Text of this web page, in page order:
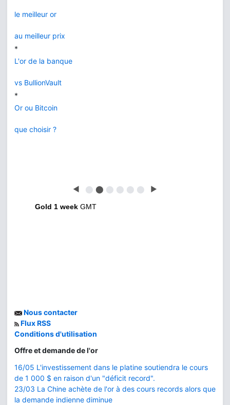
le meilleur or
au meilleur prix
*
L'or de la banque
vs BullionVault
*
Or ou Bitcoin
que choisir ?
◀ ⬤ ⬤ ⬤ ⬤ ⬤ ⬤ ▶
Gold 1 week GMT
Nous contacter
Flux RSS
Conditions d'utilisation
Offre et demande de l'or
16/05 L'investissement dans le platine soutiendra le cours
de 1 000 $ en raison d'un "déficit record".
23/03 La Chine achète de l'or à des cours records alors que
la demande indienne diminue